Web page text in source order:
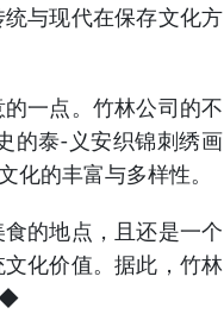
与现代在保存文化方
一点。竹林公司的不
的泰-义安织锦刺绣画
的丰富与多样性。
的地点，且还是一个
化价值。据此，竹林
◆